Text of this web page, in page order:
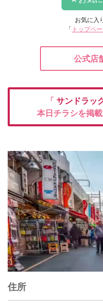
お気に入
「 トップペ
公式店
「 サンドラッ
本日チラシを掲
住所